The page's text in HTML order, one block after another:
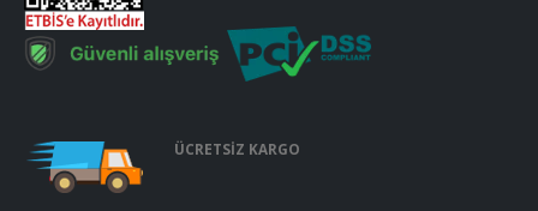
ÜCRETSİZ KARGO